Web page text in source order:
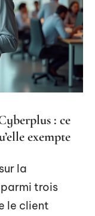
: ce
exempte
la
trois
le client